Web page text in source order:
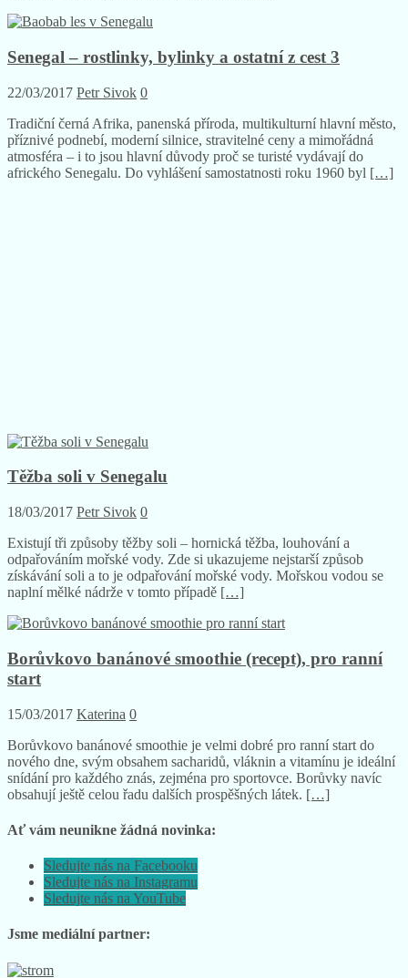
Senegal – rostlinky, bylinky a ostatní z cest 3
22/03/2017 Petr Sivok 0
Tradiční černá Afrika, panenská příroda, multikulturní hlavní město,
příznivé podnebí, moderní silnice, stravitelné ceny a mimořádná
atmosféra – i to jsou hlavní důvody proč se turisté vydávají do
afrického Senegalu. Do vyhlášení samostatnosti roku 1960 byl […]
Těžba soli v Senegalu
18/03/2017 Petr Sivok 0
Existují tři způsoby těžby soli – hornická těžba, louhování a
odpařováním mořské vody. Zde si ukazujeme nejstarší způsob
získávání soli a to je odpařování mořské vody. Mořskou vodou se
naplní mělké nádrže v tomto případě […]
Borůvkovo banánové smoothie (recept), pro ranní
start
15/03/2017 Katerina 0
Borůvkovo banánové smoothie je velmi dobré pro ranní start do
nového dne, svým obsahem sacharidů, vláknin a vitamínu je ideální
snídání pro každého znás, zejména pro sportovce. Borůvky navíc
obsahují ještě celou řadu dalších prospěšných látek. […]
Ať vám neunikne žádná novinka:
Sledujte nás na Facebooku
Sledujte nás na Instagramu
Sledujte nás na YouTube
Jsme mediální partner: